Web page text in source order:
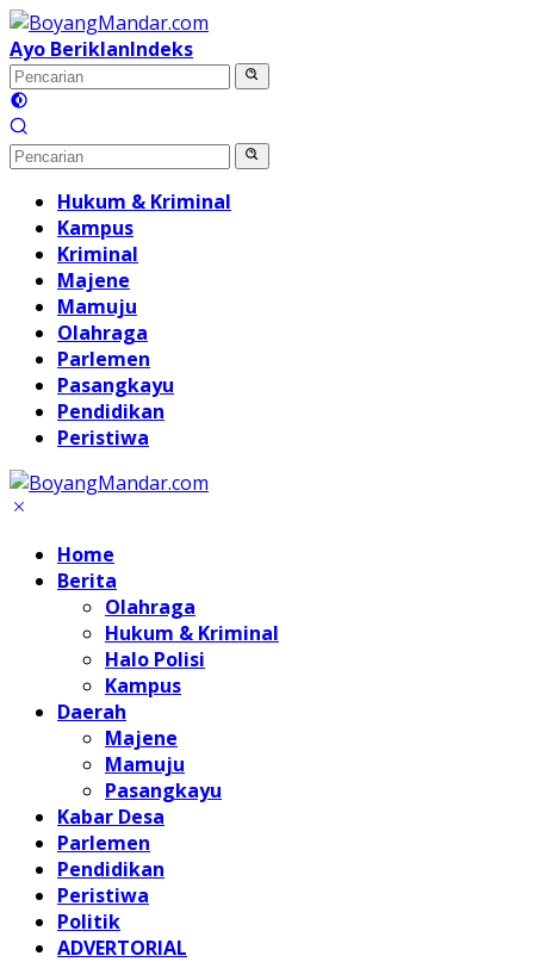
Langsung
ke
konten
Ayo BeriklanIndeks
Hukum & Kriminal
Kampus
Kriminal
Majene
Mamuju
Olahraga
Parlemen
Pasangkayu
Pendidikan
Peristiwa
Home
Berita
Olahraga
Hukum & Kriminal
Halo Polisi
Kampus
Daerah
Majene
Mamuju
Pasangkayu
Kabar Desa
Parlemen
Pendidikan
Peristiwa
Politik
ADVERTORIAL